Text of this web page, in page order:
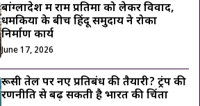
बांग्लादेश में राम प्रतिमा को लेकर विवाद,
धमकियों के बीच हिंदू समुदाय ने रोका
निर्माण कार्य
June 17, 2026
रूसी तेल पर नए प्रतिबंध की तैयारी? ट्रंप की
रणनीति से बढ़ सकती है भारत की चिंता